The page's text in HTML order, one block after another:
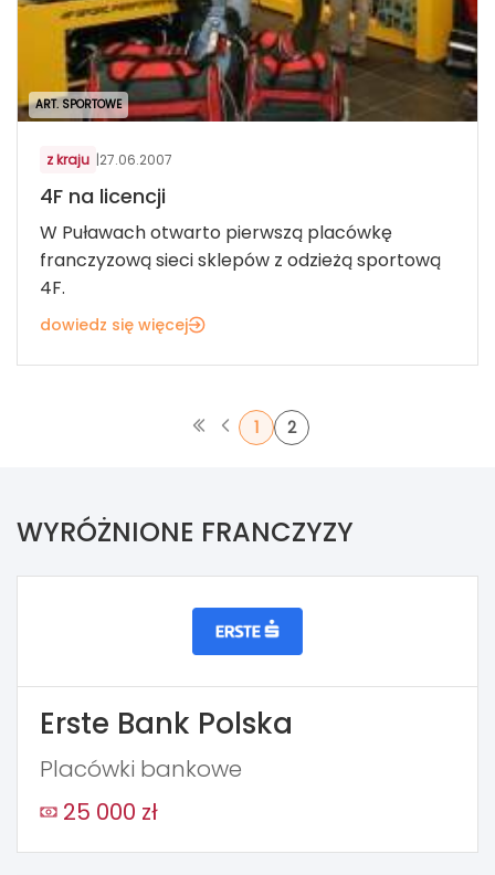
ART. SPORTOWE
z kraju |27.06.2007
4F na licencji
W Puławach otwarto pierwszą placówkę
franczyzową sieci sklepów z odzieżą sportową
4F.
dowiedz się więcej
1 2
WYRÓŻNIONE FRANCZYZY
Erste Bank Polska
Placówki bankowe
25 000 zł